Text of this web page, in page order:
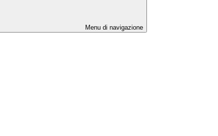
Menu di navigazione